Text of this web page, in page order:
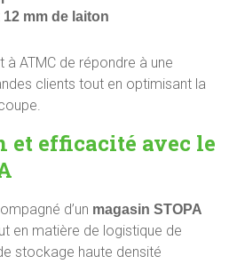
12 mm de laiton
ATMC de répondre à une
clients tout en optimisant la
et efficacité avec le
d’un magasin STOPA
en matière de logistique de
stockage haute densité